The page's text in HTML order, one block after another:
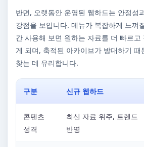
반면, 오랫동안 운영된 웹하드는 안정성
강점을 보입니다. 메뉴가 복잡하게 느껴
간 사용해 보면 원하는 자료를 더 빠르고
게 되며, 축적된 아카이브가 방대하기 때
찾는 데 유리합니다.
구분 신규 웹하드
콘텐츠
성격
최신 자료 위주, 트렌드
반영